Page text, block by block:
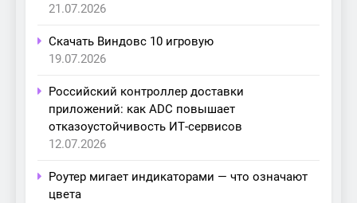
21.07.2026
Скачать Виндовс 10 игровую
19.07.2026
Российский контроллер доставки
приложений: как ADC повышает
отказоустойчивость ИТ-сервисов
12.07.2026
Роутер мигает индикаторами — что означают
цвета